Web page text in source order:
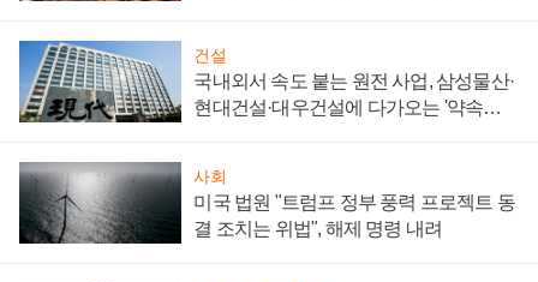
건설
국내외서 속도 붙는 원전 사업, 삼성물산·
현대건설·대우건설에 다가오는 '약속의
사회
미국 법원 "트럼프 정부 풍력 프로젝트 동
결 조치는 위법", 해제 명령 내려